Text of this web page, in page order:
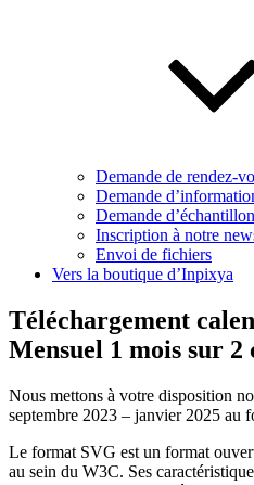
Demande de rendez-
Demande
Demande
Inscription à notre
Envoi de fichiers
Vers la boutique d’Inpixya
Téléchargement
Mensuel 1 mois sur 2
Nous mettons à votre disposition
septembre 2023 – janvier 2025 au
Le format SVG est un format
au sein du W3C. Ses